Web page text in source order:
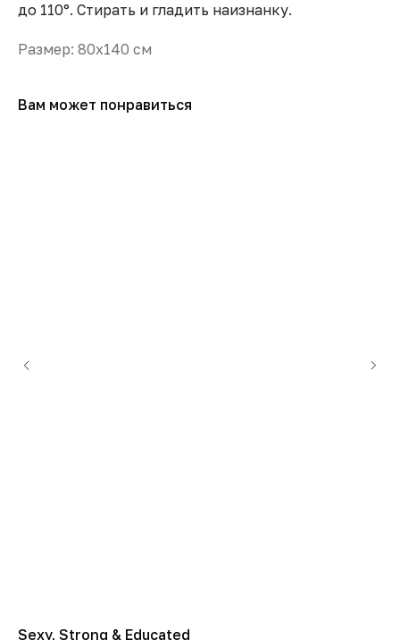
до 110°. Стирать и гладить наизнанку.
Размер: 80х140 см
Вам может понравиться
Sexy, Strong & Educated